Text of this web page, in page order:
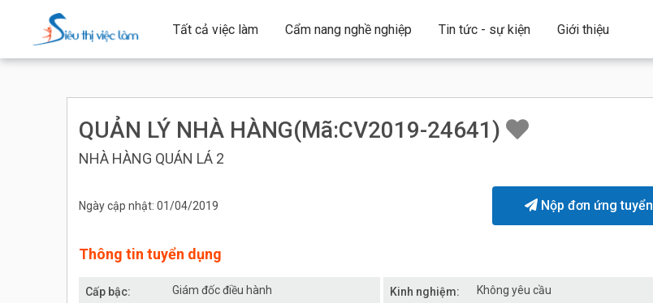
Tất cả việc làm Cẩm nang nghề nghiệp Tin tức - sự kiện Giới thiệu
QUẢN LÝ NHÀ HÀNG(Mã:CV2019-24641)
NHÀ HÀNG QUÁN LÁ 2
Ngày cập nhật: 01/04/2019 Nộp đơn ứng tuyển
Thông tin tuyển dụng
Cấp bậc: Giám đốc điều hành Kinh nghiệm: Không yêu cầu